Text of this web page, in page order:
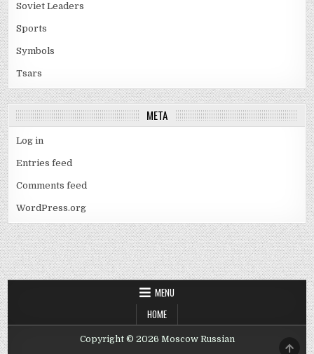
Soviet Leaders
Sports
Symbols
Tsars
META
Log in
Entries feed
Comments feed
WordPress.org
MENU
HOME
Copyright © 2026 Moscow Russian